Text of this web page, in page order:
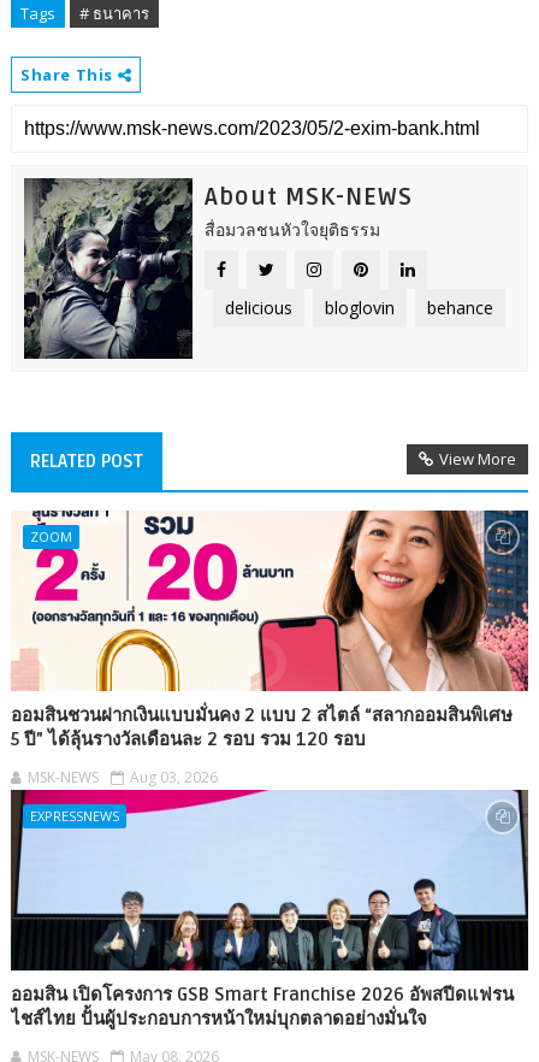
Tags # ธนาคาร
Share This
About MSK-NEWS
สื่อมวลชนหัวใจยุติธรรม
delicious bloglovin behance
RELATED POST View More
ZOOM
ออมสินชวนฝากเงินแบบมั่นคง 2 แบบ 2 สไตล์ “สลากออมสินพิเศษ
5 ปี” ได้ลุ้นรางวัลเดือนละ 2 รอบ รวม 120 รอบ
MSK-NEWS Aug 03, 2026
EXPRESSNEWS
ออมสิน เปิดโครงการ GSB Smart Franchise 2026 อัพสปีดแฟรน
ไชส์ไทย ปั้นผู้ประกอบการหน้าใหม่บุกตลาดอย่างมั่นใจ
MSK-NEWS May 08, 2026